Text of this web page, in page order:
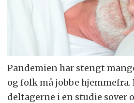
Pandemien har stengt
og folk må jobbe
deltagerne i en studie sover